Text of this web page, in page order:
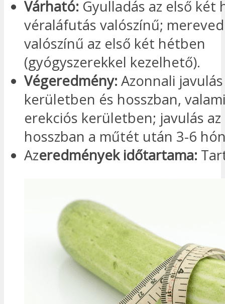
Várható: Gyulladás az első két
véraláfutás valószínű;
valószínű az első két hétben
(gyógyszerekkel kezelhető).
Végeredmény: Azonnali
kerületben és hosszban,
erekciós kerületben; javulás
hosszban a műtét után 3-6
Azeredmények időtartama: